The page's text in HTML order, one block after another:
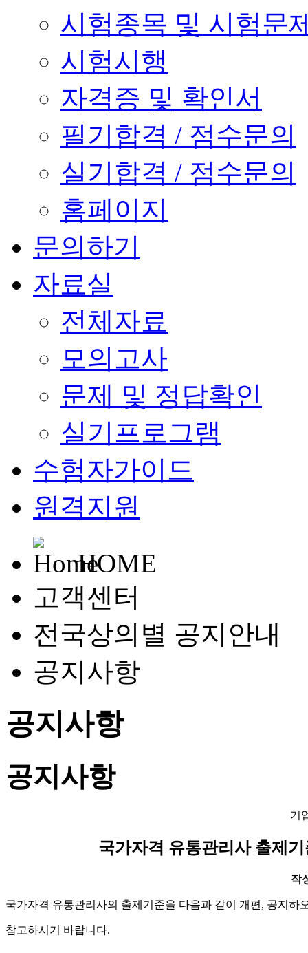
시험종목 및 시험문
시험시행
자격증 및 확인서
필기합격 / 점수문의
실기합격 / 점수문의
홈페이지
문의하기
자료실
전체자료
모의고사
문제 및 정답확인
실기프로그램
수험자가이드
원격지원
HOME
고객센터
전국상의별 공지안내
공지사항
공지사항
공지사항
기
국가자격 유통관리사 출제
작
국가자격 유통관리사의 출제기준을 다음과 같이 개편 , 공지하
참고하시기 바랍니다.